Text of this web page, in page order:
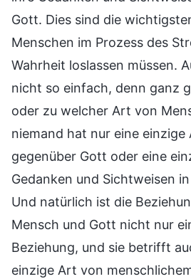
Gott. Dies sind die
Menschen im Prozess des
Wahrheit loslassen müssen.
nicht so einfach, denn ganz
oder zu welcher Art von
niemand hat nur eine
gegenüber Gott oder eine
Gedanken und Sichtweisen
Und natürlich ist die
Mensch und Gott nicht nur
Beziehung, und sie betrifft
einzige Art von